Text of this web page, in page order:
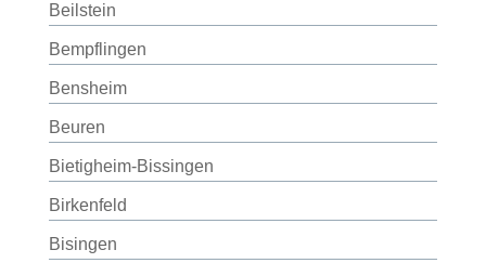
Beilstein
Bempflingen
Bensheim
Beuren
Bietigheim-Bissingen
Birkenfeld
Bisingen